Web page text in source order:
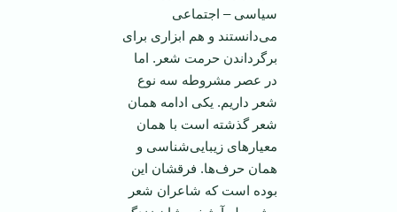
سیاسی – اجتماعی
می‌دانستند و هم ابزاری برای
برگرداندن حرمت شعر. اما
در عصر مشروطه سه نوع
شعر داریم. یکی ادامه‌‌ همان
شعر گذشته است با‌‌ همان
معیارهای زیبایی‌شناسی و‌‌
همان حرف‌ها. فرقشان این
بوده است که شاعران شعر